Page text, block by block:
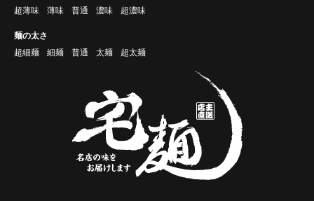
超薄味
薄味 普通 濃味 超濃味
麺の太さ
超細麺
細麺 普通 太麺 超太麺